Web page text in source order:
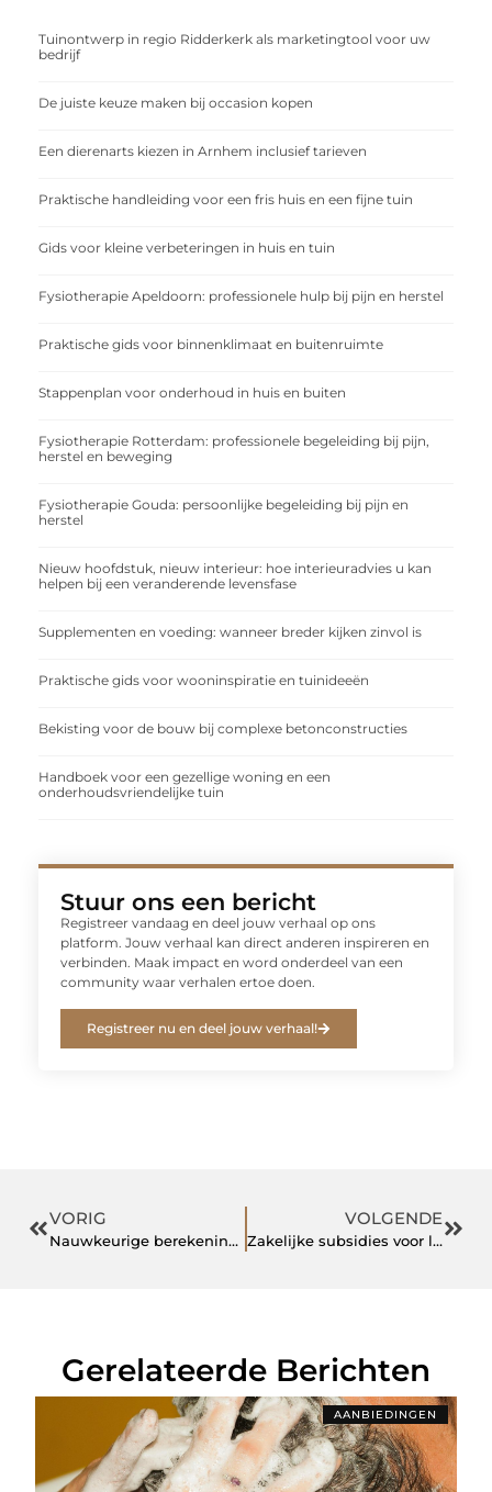
Tuinontwerp in regio Ridderkerk als marketingtool voor uw
bedrijf
De juiste keuze maken bij occasion kopen
Een dierenarts kiezen in Arnhem inclusief tarieven
Praktische handleiding voor een fris huis en een fijne tuin
Gids voor kleine verbeteringen in huis en tuin
Fysiotherapie Apeldoorn: professionele hulp bij pijn en herstel
Praktische gids voor binnenklimaat en buitenruimte
Stappenplan voor onderhoud in huis en buiten
Fysiotherapie Rotterdam: professionele begeleiding bij pijn,
herstel en beweging
Fysiotherapie Gouda: persoonlijke begeleiding bij pijn en
herstel
Nieuw hoofdstuk, nieuw interieur: hoe interieuradvies u kan
helpen bij een veranderende levensfase
Supplementen en voeding: wanneer breder kijken zinvol is
Praktische gids voor wooninspiratie en tuinideeën
Bekisting voor de bouw bij complexe betonconstructies
Handboek voor een gezellige woning en een
onderhoudsvriendelijke tuin
Stuur ons een bericht
Registreer vandaag en deel jouw verhaal op ons
platform. Jouw verhaal kan direct anderen inspireren en
verbinden. Maak impact en word onderdeel van een
community waar verhalen ertoe doen.
Registreer nu en deel jouw verhaal!
VORIG
Nauwkeurige berekening van de fundering bij staalconstructies
VOLGENDE
Zakelijke subsidies voor laadpalen: jouw duurzame voorsprong
Gerelateerde Berichten
AANBIEDINGEN